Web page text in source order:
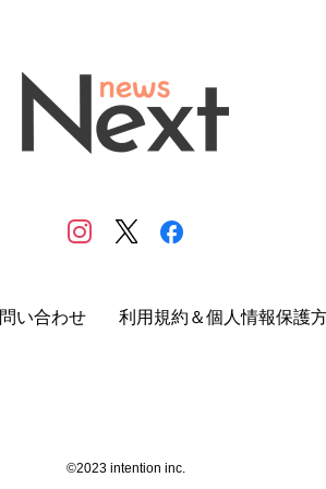
問い合わせ 利用規約＆個人情報保護
©2023 intention inc.